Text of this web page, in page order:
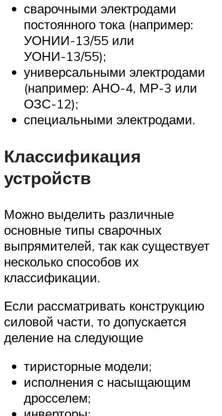
сварочными электродами
постоянного тока (например:
УОНИИ-13/55 или
УОНИ-13/55);
универсальными электродами
(например: АНО-4, МР-3 или
ОЗС-12);
специальными электродами.
Классификация
устройств
Можно выделить различные
основные типы сварочных
выпрямителей, так как существует
несколько способов их
классификации.
Если рассматривать конструкцию
силовой части, то допускается
деление на следующие
тиристорные модели;
исполнения с насыщающим
дросселем;